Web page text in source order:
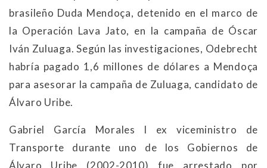
brasileño Duda Mendoça, detenido en el marco de
la Operación Lava Jato, en la campaña de Óscar
Iván Zuluaga. Según las investigaciones, Odebrecht
habría pagado 1,6 millones de dólares a Mendoça
para asesorar la campaña de Zuluaga, candidato de
Álvaro Uribe.
Gabriel García Morales l ex viceministro de
Transporte durante uno de los Gobiernos de
Álvaro Uribe (2002-2010) fue arrestado por